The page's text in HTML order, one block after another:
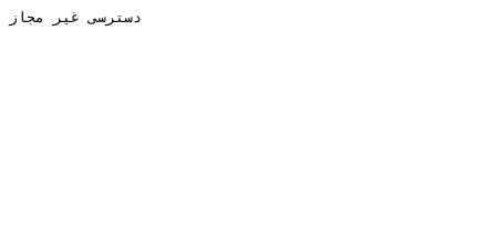
دسترسی غیر مجاز